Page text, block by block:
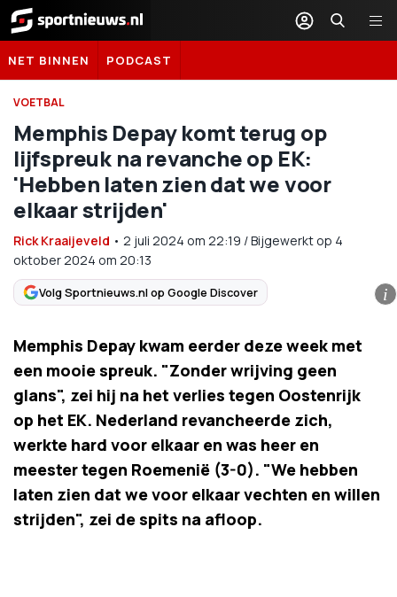
Sportnieuws.nl
NET BINNEN PODCAST
VOETBAL
Memphis Depay komt terug op
lijfspreuk na revanche op EK:
'Hebben laten zien dat we voor
elkaar strijden'
Rick Kraaijeveld • 2 juli 2024 om 22:19 /Bijgewerkt op 4
oktober 2024 om 20:13
Volg Sportnieuws.nl op Google Discover i
Memphis Depay kwam eerder deze week met
een mooie spreuk. "Zonder wrijving geen
glans", zei hij na het verlies tegen Oostenrijk
op het EK. Nederland revancheerde zich,
werkte hard voor elkaar en was heer en
meester tegen Roemenië (3-0). "We hebben
laten zien dat we voor elkaar vechten en willen
strijden", zei de spits na afloop.